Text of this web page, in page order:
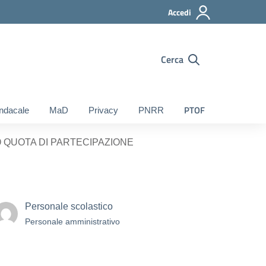
Accedi
Cerca
MaD Privacy PNRR PTOF
DI PARTECIPAZIONE
Personale scolastico
Personale amministrativo